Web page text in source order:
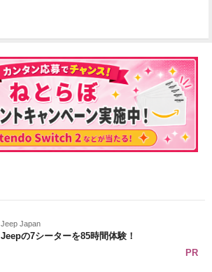
Jeep Japan
Jeepの7シーターを85時間体験！
PR